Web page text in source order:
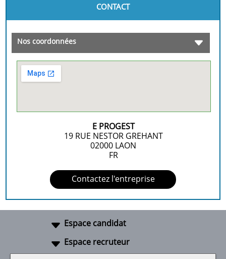
CONTACT
Nos coordonnées
E PROGEST
19 RUE NESTOR GREHANT
02000 LAON
FR
Contactez l'entreprise
Espace candidat
Espace recruteur